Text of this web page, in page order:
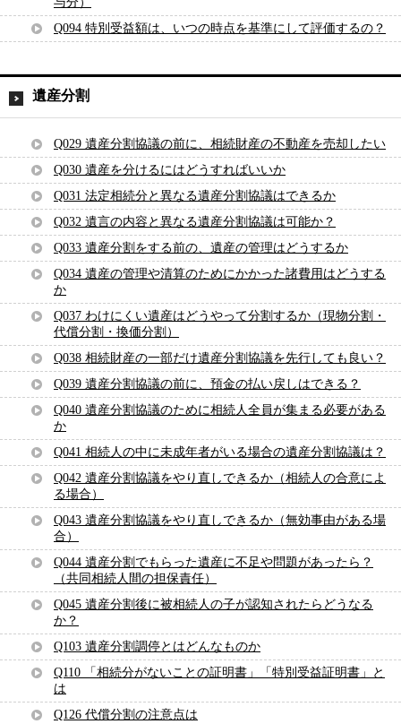
Q094 特別受益額は、いつの時点を基準にして評価するの？
遺産分割
Q029 遺産分割協議の前に、相続財産の不動産を売却したい
Q030 遺産を分けるにはどうすればいいか
Q031 法定相続分と異なる遺産分割協議はできるか
Q032 遺言の内容と異なる遺産分割協議は可能か？
Q033 遺産分割をする前の、遺産の管理はどうするか
Q034 遺産の管理や清算のためにかかった諸費用はどうする
か
Q037 わけにくい遺産はどうやって分割するか（現物分割・
代償分割・換価分割）
Q038 相続財産の一部だけ遺産分割協議を先行しても良い？
Q039 遺産分割協議の前に、預金の払い戻しはできる？
Q040 遺産分割協議のために相続人全員が集まる必要がある
か
Q041 相続人の中に未成年者がいる場合の遺産分割協議は？
Q042 遺産分割協議をやり直しできるか（相続人の合意によ
る場合）
Q043 遺産分割協議をやり直しできるか（無効事由がある場
合）
Q044 遺産分割でもらった遺産に不足や問題があったら？
（共同相続人間の担保責任）
Q045 遺産分割後に被相続人の子が認知されたらどうなる
か？
Q103 遺産分割調停とはどんなものか
Q110 「相続分がないことの証明書」「特別受益証明書」と
は
Q126 代償分割の注意点は